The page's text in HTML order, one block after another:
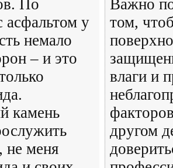
По
асфальтом у
немало
– и это
камень
не меня
Важно
том,
влаги и
другом